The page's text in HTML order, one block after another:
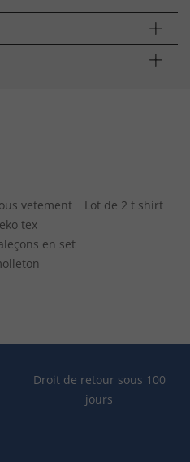
vetement
Lot de 2 t shirt
tex
en set
Droit de retour sous 100
jours